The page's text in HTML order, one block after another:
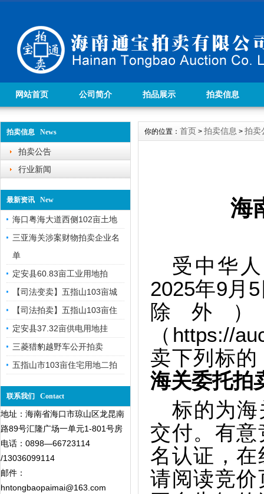
网站首页 公司简介 拍品展示 拍卖信息
拍卖信息 News
拍卖公告
行业新闻
最新资讯 New
海口粤海大道西侧102亩土地
三亚海关涉案财物拍卖企业名
单
定安县60.83亩工业用地拍
【司法变卖】五指山103亩城
【司法拍卖】五指山103亩住
定安县37.32亩供电用地挂
三菱猎豹越野车公开拍卖
五指山市103亩住宅用地二拍
联系我们 Contact
地址：海南省海口市琼山区龙昆南
路89号汇隆广场一单元1-801号房
电话：0898—66723114
/13036099114
邮件：
hntongbaopaimai@163.com
你的位置： 首页 > 拍卖信息 > 拍卖
海
受中华
2025年9月
除外
（https://
卖下列标的
海关委托拍
标的为
交付。有
名认证，
请阅读竞